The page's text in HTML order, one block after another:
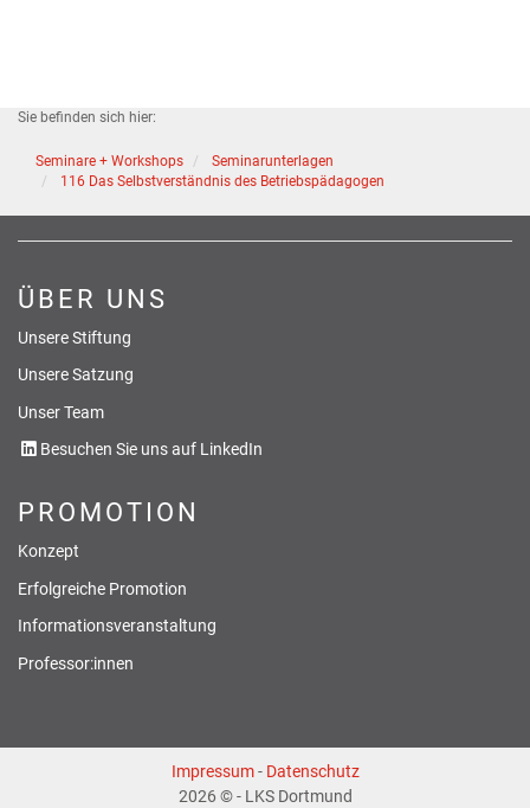
Sie befinden sich hier:
Seminare + Workshops
Seminarunterlagen
116 Das Selbstverständnis des Betriebspädagogen
ÜBER UNS
Unsere Stiftung
Unsere Satzung
Unser Team
Besuchen Sie uns auf LinkedIn
PROMOTION
Konzept
Erfolgreiche Promotion
Informationsveranstaltung
Professor:innen
Impressum- Datenschutz
2026 © - LKS Dortmund